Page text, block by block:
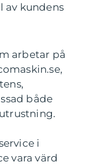
av kundens
arbetar på
både
i
vara värd